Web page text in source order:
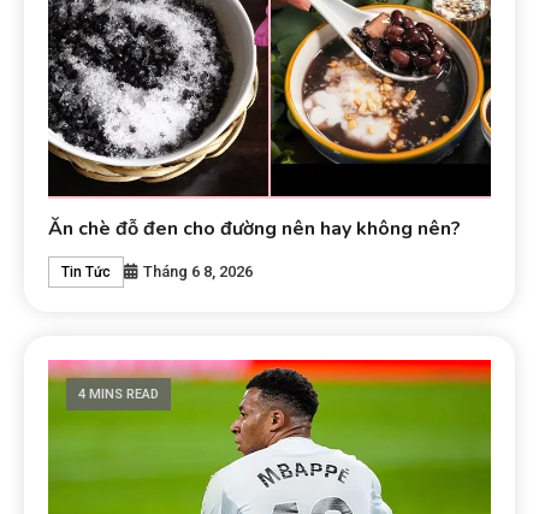
Ăn chè đỗ đen cho đường nên hay không nên?
Tin Tức Tháng 6 8, 2026
4 MINS READ